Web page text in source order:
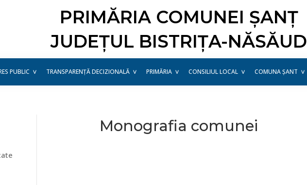
PRIMĂRIA COMUNEI ȘANȚ
JUDEȚUL BISTRIȚA-NĂSĂUD
PUBLIC TRANSPARENȚĂ DECIZIONALĂ PRIMĂRIA CONSILIUL LOCAL COMUNA ȘANT
Monografia comunei